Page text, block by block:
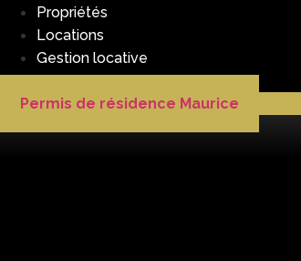
Propriétés
Locations
Gestion locative
Permis de résidence Maurice